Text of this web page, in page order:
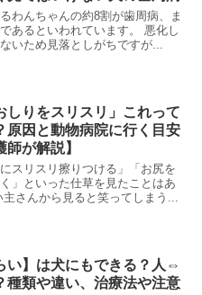
わんちゃんの約8割が歯周病、ま
あるといわれています。 悪化し
いため見落としがちですが...
しりをスリスリ」これって
原因と動物病院に行く目安
が解説】
スリスリ擦りつける」「お尻を
」といった仕草を見たことはあ
主さんから見ると笑ってしまう...
い】は犬にもできる？人⇔
種類や違い、治療法や注意